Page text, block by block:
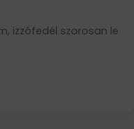
izzófedél szorosan le